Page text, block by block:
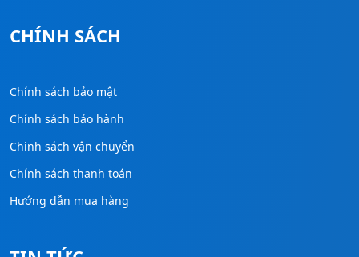
CHÍNH SÁCH
Chính sách bảo mật
Chính sách bảo hành
Chinh sách vận chuyển
Chính sách thanh toán
Hướng dẫn mua hàng